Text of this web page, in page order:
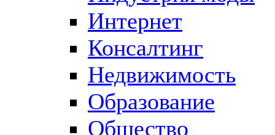
Интернет
Консалтинг
Недвижимость
Образование
Общество